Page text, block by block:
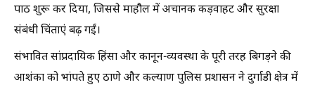
पाठ शुरू कर दिया, जिससे माहौल में अचानक कड़वाहट और सुरक्षा
संबंधी चिंताएं बढ़ गईं।
संभावित सांप्रदायिक हिंसा और कानून-व्यवस्था के पूरी तरह बिगड़ने की
आशंका को भांपते हुए ठाणे और कल्याण पुलिस प्रशासन ने दुर्गाडी क्षेत्र में